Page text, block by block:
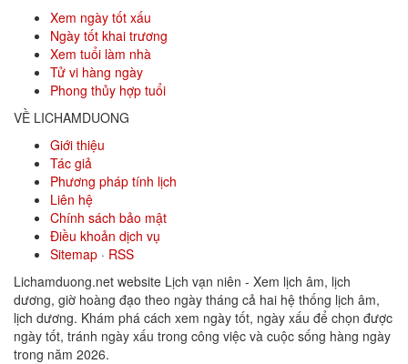
Xem ngày tốt xấu
Ngày tốt khai trương
Xem tuổi làm nhà
Tử vi hàng ngày
Phong thủy hợp tuổi
VỀ LICHAMDUONG
Giới thiệu
Tác giả
Phương pháp tính lịch
Liên hệ
Chính sách bảo mật
Điều khoản dịch vụ
Sitemap · RSS
Lichamduong.net website Lịch vạn niên - Xem lịch âm, lịch
dương, giờ hoàng đạo theo ngày tháng cả hai hệ thống lịch âm,
lịch dương. Khám phá cách xem ngày tốt, ngày xấu để chọn được
ngày tốt, tránh ngày xấu trong công việc và cuộc sống hàng ngày
trong năm 2026.